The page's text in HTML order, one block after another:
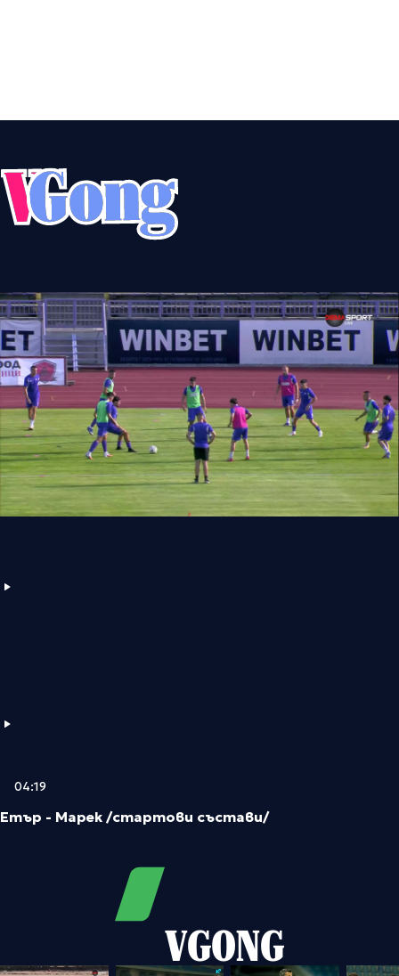
04:19
Етър - Марек /стартови състави/
VGONG